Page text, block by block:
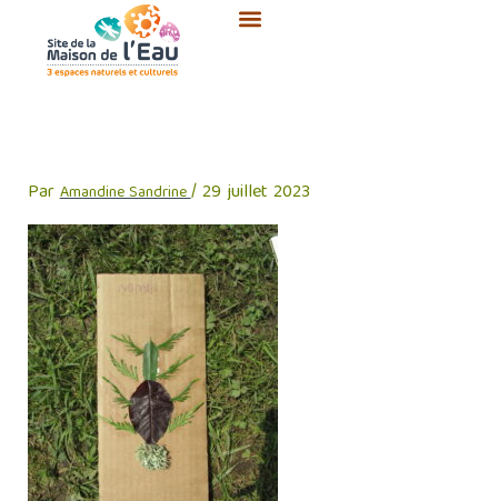
contenu
ParAmandine Sandrine/29 juillet 2023